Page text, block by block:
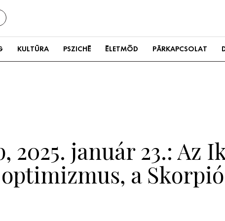
KULTÚRA PSZICHÉ ÉLETMÓD PÁRKAPCSOLAT
2025. január 23.: Az
a